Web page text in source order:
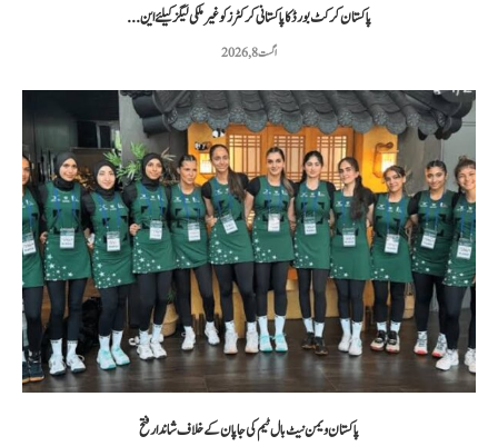
پاکستان کرکٹ بورڈ کا پاکستانی کرکٹرز کو غیر ملکی لیگز کیلئے این...
اگست 8, 2026
پاکستان ویمن نیٹ بال ٹیم کی جاپان کے خلاف شاندار فتح